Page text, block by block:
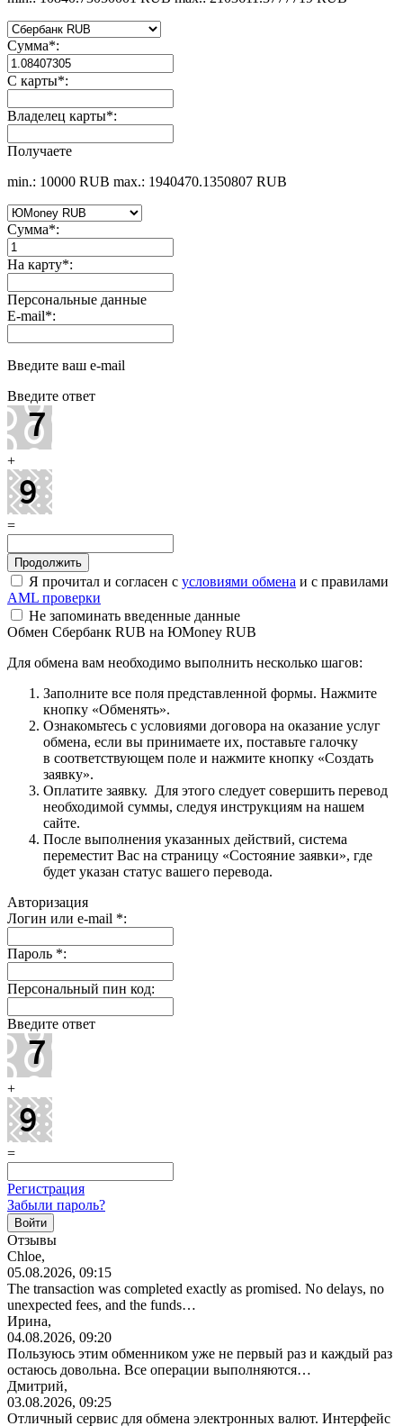
Сумма*:
С карты*:
Владелец карты*:
Получаете
min.: 10000 RUB max.: 1940470.1350807 RUB
Сумма*:
На карту*:
Персональные данные
E-mail*:
Введите ваш e-mail
Введите ответ
+
=
Я прочитал и согласен с условиями обмена и с правилами
AML проверки
Не запоминать введенные данные
Обмен Сбербанк RUB на ЮMoney RUB
Для обмена вам необходимо выполнить несколько шагов:
Заполните все поля представленной формы. Нажмите
кнопку «Обменять».
Ознакомьтесь с условиями договора на оказание услуг
обмена, если вы принимаете их, поставьте галочку
в соответствующем поле и нажмите кнопку «Создать
заявку».
Оплатите заявку. Для этого следует совершить перевод
необходимой суммы, следуя инструкциям на нашем
сайте.
После выполнения указанных действий, система
переместит Вас на страницу «Состояние заявки», где
будет указан статус вашего перевода.
Авторизация
Логин или e-mail *:
Пароль *:
Персональный пин код:
Введите ответ
+
=
Регистрация
Забыли пароль?
Отзывы
Chloe,
05.08.2026, 09:15
The transaction was completed exactly as promised. No delays, no
unexpected fees, and the funds…
Ирина,
04.08.2026, 09:20
Пользуюсь этим обменником уже не первый раз и каждый раз
остаюсь довольна. Все операции выполняются…
Дмитрий,
03.08.2026, 09:25
Отличный сервис для обмена электронных валют. Интерфейс